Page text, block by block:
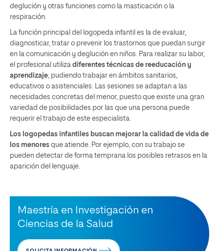
deglución y otras funciones como la masticación o la
respiración.
La función principal del logopeda infantil es la de evaluar,
diagnosticar, tratar o prevenir los trastornos que puedan surgir
en la comunicación y deglución en niños. Para realizar su labor,
el profesional utiliza diferentes técnicas de reeducación y
aprendizaje , pudiendo trabajar en ámbitos sanitarios,
educativos o asistenciales. Las sesiones se adaptan a las
necesidades concretas del menor, puesto que existe una gran
variedad de posibilidades por las que una persona puede
requerir el trabajo de este especialista.
Los logopedas infantiles buscan mejorar la calidad de vida de
los menores que atiende. Por ejemplo, con su trabajo se
pueden detectar de forma temprana los posibles retrasos en la
aparición del lenguaje.
Maestría en Investigación en
Ciencias de la Salud